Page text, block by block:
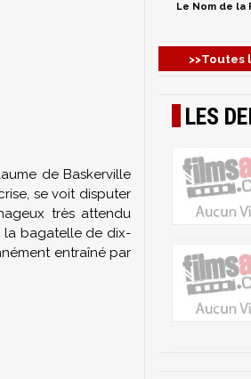
de Baskerville
se voit disputer
très attendu
la bagatelle de dix-
entraîné par
Le Nom de la
>>Toutes
LES